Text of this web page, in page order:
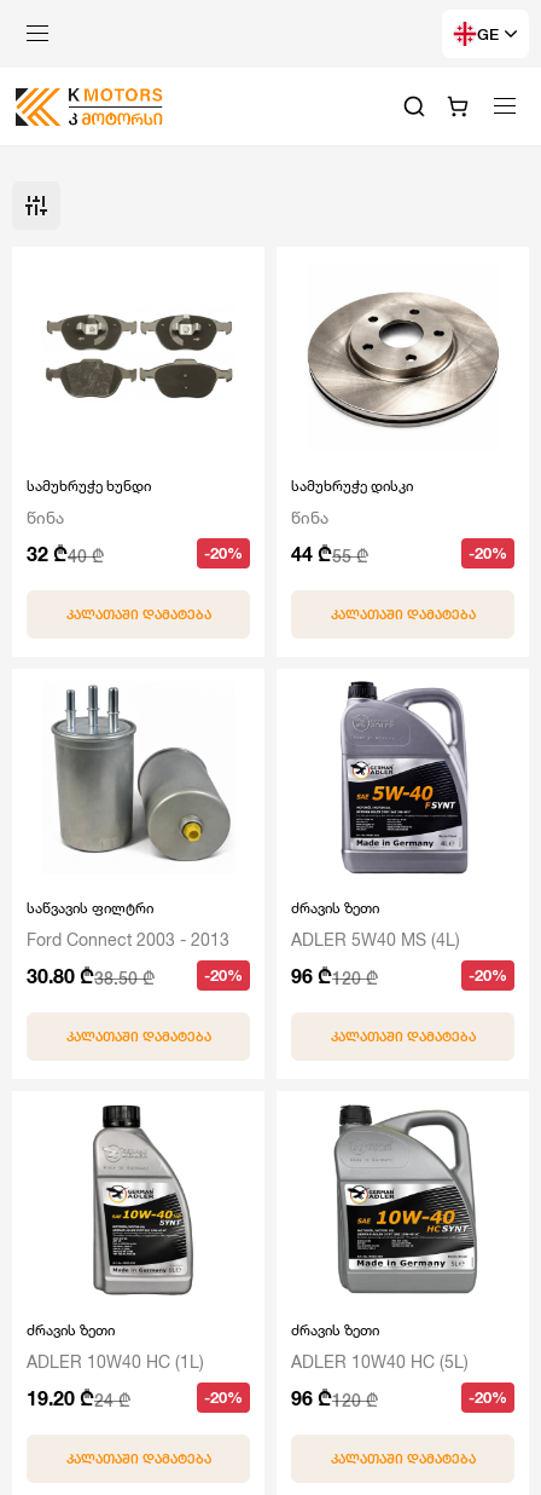
GE
სამუხრუჭე ხუნდი
წინა
32 ₾40 ₾ -20%
ᲙᲐᲚᲐᲗᲐᲨᲘ ᲓᲐᲛᲐᲢᲔᲑᲐ
სამუხრუჭე დისკი
წინა
44 ₾55 ₾ -20%
ᲙᲐᲚᲐᲗᲐᲨᲘ ᲓᲐᲛᲐᲢᲔᲑᲐ
საწვავის ფილტრი
Ford Connect 2003 - 2013
30.80 ₾38.50 ₾ -20%
ᲙᲐᲚᲐᲗᲐᲨᲘ ᲓᲐᲛᲐᲢᲔᲑᲐ
ძრავის ზეთი
ADLER 5W40 MS (4L)
96 ₾120 ₾ -20%
ᲙᲐᲚᲐᲗᲐᲨᲘ ᲓᲐᲛᲐᲢᲔᲑᲐ
ძრავის ზეთი
ADLER 10W40 HC (1L)
19.20 ₾24 ₾ -20%
ᲙᲐᲚᲐᲗᲐᲨᲘ ᲓᲐᲛᲐᲢᲔᲑᲐ
ძრავის ზეთი
ADLER 10W40 HC (5L)
96 ₾120 ₾ -20%
ᲙᲐᲚᲐᲗᲐᲨᲘ ᲓᲐᲛᲐᲢᲔᲑᲐ